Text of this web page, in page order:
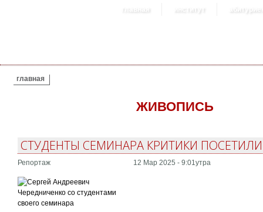
главная институт
ВЫ ЗДЕСЬ
главная
ЖИВОПИСЬ
СТУДЕНТЫ СЕМИНАРА КРИТИКИ
Репортаж 12 Мар 2025 - 9:01утра